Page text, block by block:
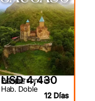
DESDE
USD 4,430
Por persona en
Hab. Doble
12 Días